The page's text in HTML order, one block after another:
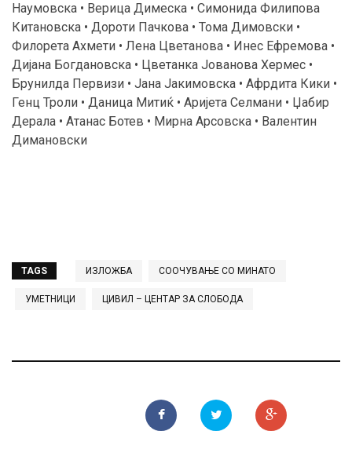
Наумовска • Верица Димеска • Симонида Филипова
Китановска • Дороти Пачкова • Тома Димовски •
Филорета Ахмети • Лена Цветанова • Инес Ефремова •
Дијана Богдановска • Цветанка Јованова Хермес •
Брунилда Первизи • Јана Јакимовска • Афрдита Кики •
Генц Троли • Даница Митиќ • Аријета Селмани • Џабир
Дерала • Атанас Ботев • Мирна Арсовска • Валентин
Димановски
TAGS ИЗЛОЖБА СООЧУВАЊЕ СО МИНАТО
УМЕТНИЦИ ЦИВИЛ – ЦЕНТАР ЗА СЛОБОДА